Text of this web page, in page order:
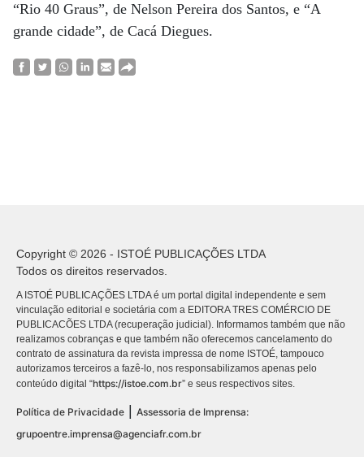
“Rio 40 Graus”, de Nelson Pereira dos Santos, e “A
grande cidade”, de Cacá Diegues.
Copyright © 2026 - ISTOÉ PUBLICAÇÕES LTDA
Todos os direitos reservados.
A ISTOÉ PUBLICAÇÕES LTDA é um portal digital independente e sem
vinculação editorial e societária com a EDITORA TRES COMÉRCIO DE
PUBLICACÕES LTDA (recuperação judicial). Informamos também que não
realizamos cobranças e que também não oferecemos cancelamento do
contrato de assinatura da revista impressa de nome ISTOÉ, tampouco
autorizamos terceiros a fazê-lo, nos responsabilizamos apenas pelo
conteúdo digital “https://istoe.com.br” e seus respectivos sites.
Política de Privacidade
Assessoria de Imprensa:
grupoentre.imprensa@agenciafr.com.br